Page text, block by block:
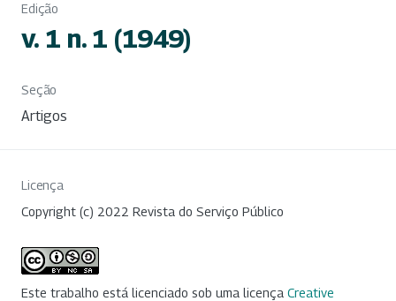
Edição
v. 1 n. 1 (1949)
Seção
Artigos
Licença
Copyright (c) 2022 Revista do Serviço Público
Este trabalho está licenciado sob uma licença Creative